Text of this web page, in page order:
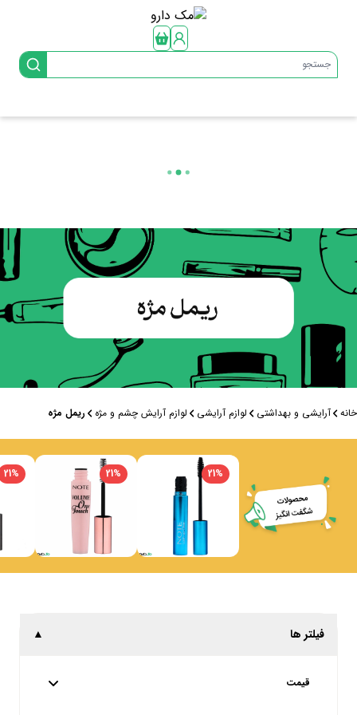
جستجو
خانه آرایشی و بهداشتی لوازم آرایشی لوازم آرایش چشم و مژه ریمل مژه
21%
21%
21%
فیلتر ها ▲
قیمت